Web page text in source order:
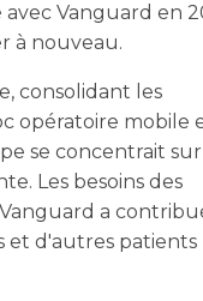
Vanguard en
à nouveau.
consolidant les
opératoire mobile
se concentrait
Les besoins des
a
et d'autres patients